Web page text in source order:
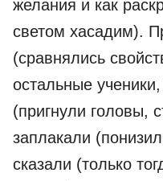
желания и как
светом хасадим).
(сравнялись
остальные
(пригнули головы,
заплакали
сказали (только